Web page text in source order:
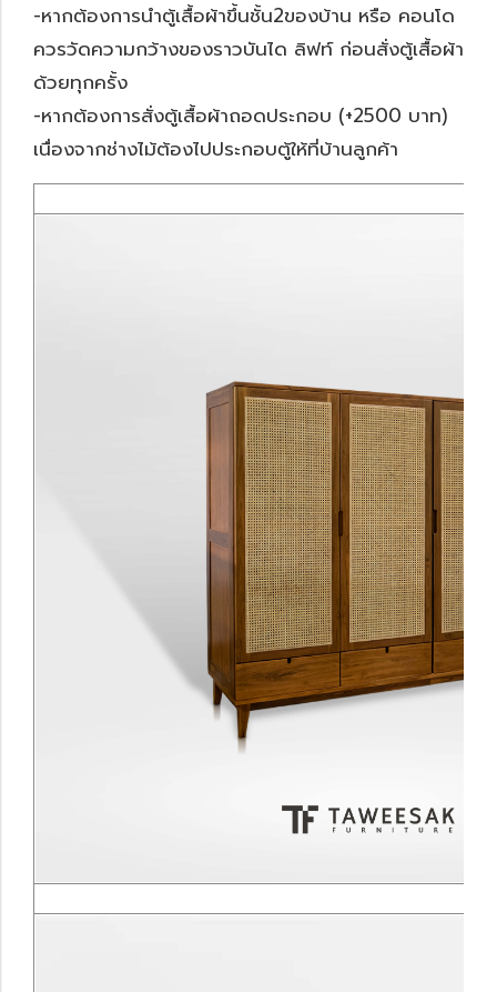
-หากต้องการนำตู้เสื้อผ้าขึ้นชั้น2ของบ้าน หรือ คอนโด
ควรวัดความกว้างของราวบันได ลิฟท์ ก่อนสั่งตู้เสื้อผ้า
ด้วยทุกครั้ง
-หากต้องการสั่งตู้เสื้อผ้าถอดประกอบ (+2500 บาท)
เนื่องจากช่างไม้ต้องไปประกอบตู้ให้ที่บ้านลูกค้า